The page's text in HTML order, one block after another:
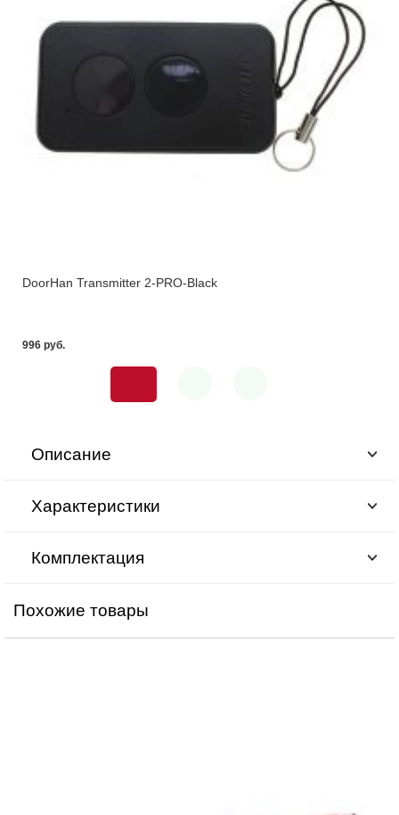
DoorHan Transmitter 2-PRO-Black
996 pуб.
Описание
Характеристики
Комплектация
Похожие товары